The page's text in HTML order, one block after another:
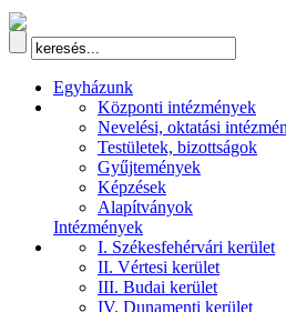
Egyházunk
Központi intézmények
Nevelési, oktatási
Testületek, bizottságok
Gyűjtemények
Képzések
Alapítványok
Intézmények
I. Székesfehérvári kerület
II. Vértesi kerület
III. Budai kerület
IV. Dunamenti kerület